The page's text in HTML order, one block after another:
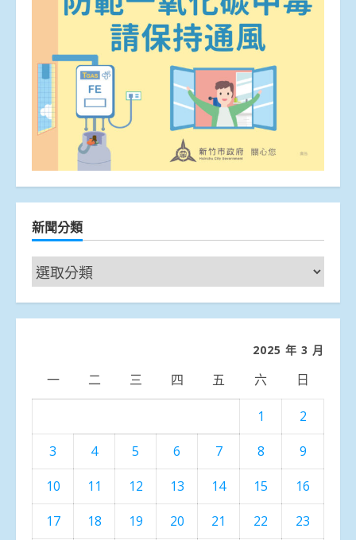
新聞分類
新
聞
分
2025 年 3 月
一 二 三 四 五 六 日
1
2
3
4 5 6 7 8
9
10
11 12 13 14 15
16
17
18 19 20 21 22 23